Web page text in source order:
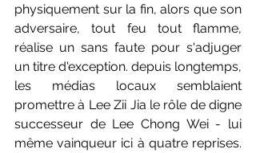
physiquement sur la fin, alors que son
adversaire, tout feu tout flamme,
réalise un sans faute pour s'adjuger
un titre d'exception. depuis longtemps,
les médias locaux semblaient
promettre à Lee Zii Jia le rôle de digne
successeur de Lee Chong Wei - lui
même vainqueur ici à quatre reprises.